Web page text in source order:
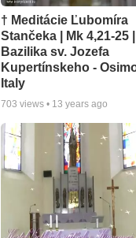
† Meditácie Ľubomíra
Stančeka | Mk 4,21-25 |
Bazilika sv. Jozefa
Kupertínskeho -
Italy
703 views • 13 years ago